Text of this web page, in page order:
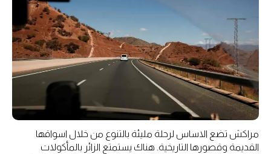
مراكش تضع الاساس لرحلة مليئة بالتنوع من خلال اسواقها
القديمة وقصورها التاريخية. هناك يستمتع الزائر بالمأكولات